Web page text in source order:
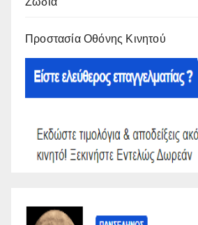
Προστασία Οθόνης Κινητού